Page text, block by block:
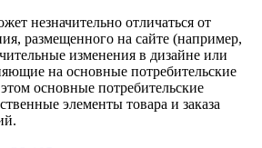
незначительно отличаться от
размещенного на сайте (например,
изменения в дизайне или
на основные потребительские
основные потребительские
элементы товара и заказа